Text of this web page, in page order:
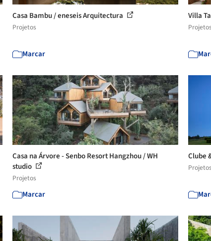
Casa Bambu / eneseis Arquitectura
Projetos
Marcar
Villa
Projetos
Casa na Árvore - Senbo Resort Hangzhou / WH
studio
Projetos
Marcar
Clube
Projetos